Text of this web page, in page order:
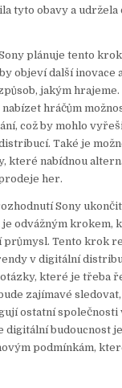
tyto obavy a udržela
plánuje tento
objeví další inovace
jakým
hráčům
což by mohlo
Také je
které nabídnou
her.
Sony
odvážným krokem,
průmysl. Tento krok
v digitální
které je třeba
zajímavé
ostatní společnosti
digitální budoucnost
podmínkám,